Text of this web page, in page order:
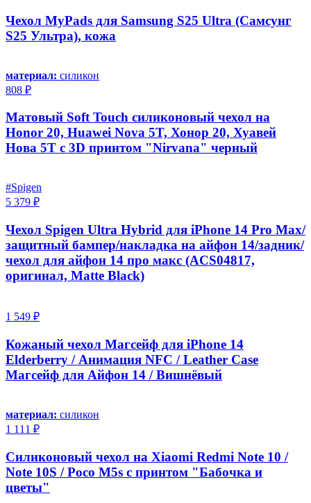
Чехол MyPads для Samsung S25 Ultra (Самсунг
S25 Ультра), кожа
материал: силикон
808 ₽
Матовый Soft Touch силиконовый чехол на
Honor 20, Huawei Nova 5T, Хонор 20, Хуавей
Нова 5Т с 3D принтом "Nirvana" черный
#Spigen
5 379 ₽
Чехол Spigen Ultra Hybrid для iPhone 14 Pro Max/
защитный бампер/накладка на айфон 14/задник/
чехол для айфон 14 про макс (ACS04817,
оригинал, Matte Black)
1 549 ₽
Кожаный чехол Магсейф для iPhone 14
Elderberry / Анимация NFC / Leather Case
Магсейф для Айфон 14 / Вишнёвый
материал: силикон
1 111 ₽
Силиконовый чехол на Xiaomi Redmi Note 10 /
Note 10S / Poco M5s с принтом "Бабочка и
цветы"